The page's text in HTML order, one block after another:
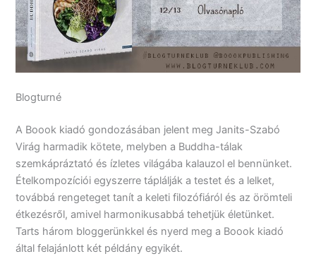
Blogturné
A Boook kiadó gondozásában jelent meg Janits-Szabó
Virág harmadik kötete, melyben a Buddha-tálak
szemkápráztató és ízletes világába kalauzol el bennünket.
Ételkompozíciói egyszerre táplálják a testet és a lelket,
továbbá rengeteget tanít a keleti filozófiáról és az örömteli
étkezésről, amivel harmonikusabbá tehetjük életünket.
Tarts három bloggerünkkel és nyerd meg a Boook kiadó
által felajánlott két példány egyikét.